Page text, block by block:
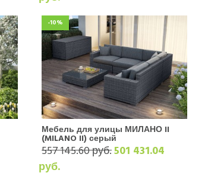
-10%
Мебель для улицы МИЛАНО II
(MILANO II) серый
557 145.60 руб.501 431.04
руб.